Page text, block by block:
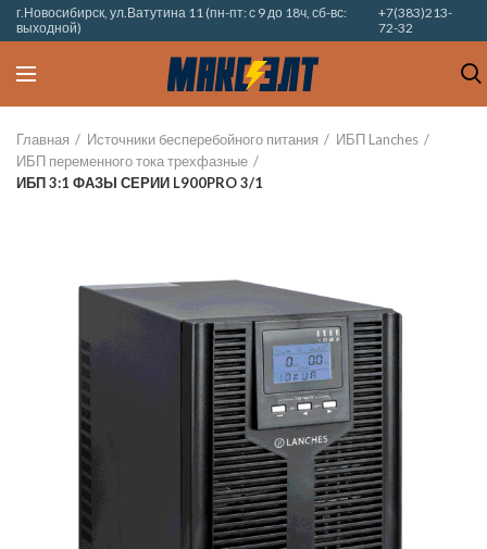
г.Новосибирск, ул.Ватутина 11 (пн-пт: с 9 до 18ч, сб-вс:
выходной)
+7(383)213-
72-32
Главная Источники бесперебойного питания
ИБП Lanches
ИБП переменного тока трехфазные
ИБП 3:1 ФАЗЫ СЕРИИ L900PRO 3/1